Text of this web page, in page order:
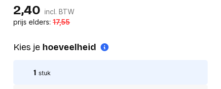
2,40 incl. BTW
prijs elders:17,55
Kies je hoeveelheid
1 stuk